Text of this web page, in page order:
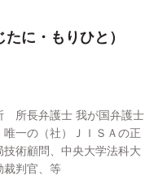
に・もりひと）
所長弁護士 我が国弁護士
一の（社）ＪＩＳＡの正
術顧問、中央大学法科大
裁判官、等